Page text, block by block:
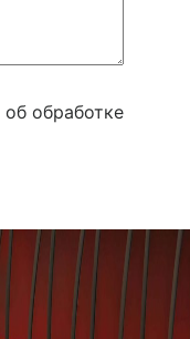
об обработке